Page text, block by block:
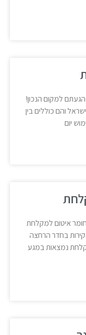
למקום הנכון!
והם כוללים בין
איטום למקלחת
בחדר הרחצה
נמצאות במגע